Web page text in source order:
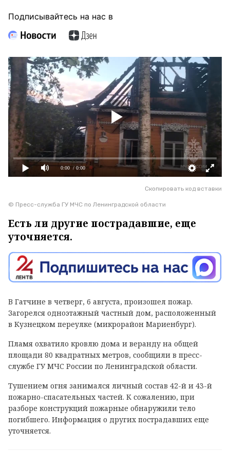
Подписывайтесь на нас в
0:00 / 0:00
Скопировать код вставки
© Пресс-служба ГУ МЧС по Ленинградской области
Есть ли другие пострадавшие, еще
уточняется.
В Гатчине в четверг, 6 августа, произошел пожар.
Загорелся одноэтажный частный дом, расположенный
в Кузнецком переулке (микрорайон Мариенбург).
Пламя охватило кровлю дома и веранду на общей
площади 80 квадратных метров, сообщили в пресс-
службе ГУ МЧС России по Ленинградской области.
Тушением огня занимался личный состав 42-й и 43-й
пожарно-спасательных частей. К сожалению, при
разборе конструкций пожарные обнаружили тело
погибшего. Информация о других пострадавших еще
уточняется.